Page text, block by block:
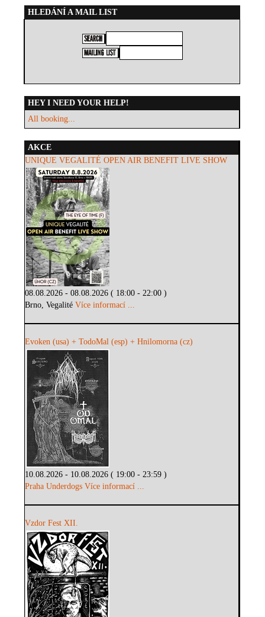
HLEDÁNÍ A MAIL LIST
HEY I NEED YOUR HELP!
All booking...
AKCE
UNIQUE VEGALITÉ OPEN AIR BENEFIT LIVE SHOW
08.08.2026 - 08.08.2026 ( 18:00 - 22:00 )
Brno, VegalitéVíce informací ...
Evoken (usa) + TodoMal (esp) + Hnilomorna (cz)
10.08.2026 - 10.08.2026 ( 19:00 - 23:59 )
Praha Underdogs Více informací ...
Vzdor Fest XII.